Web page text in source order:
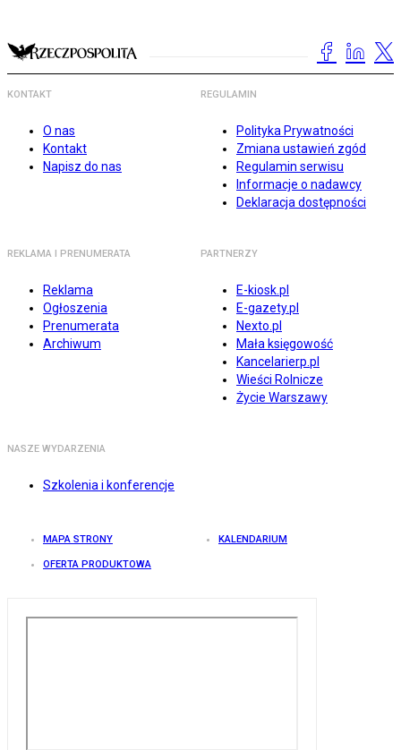
KONTAKT
O nas
Kontakt
Napisz do nas
REGULAMIN
Polityka Prywatności
Zmiana ustawień zgód
Regulamin serwisu
Informacje o nadawcy
Deklaracja dostępności
REKLAMA I PRENUMERATA
Reklama
Ogłoszenia
Prenumerata
Archiwum
PARTNERZY
E-kiosk.pl
E-gazety.pl
Nexto.pl
Mała księgowość
Kancelarierp.pl
Wieści Rolnicze
Życie Warszawy
NASZE WYDARZENIA
Szkolenia i konferencje
MAPA STRONY KALENDARIUM
OFERTA PRODUKTOWA